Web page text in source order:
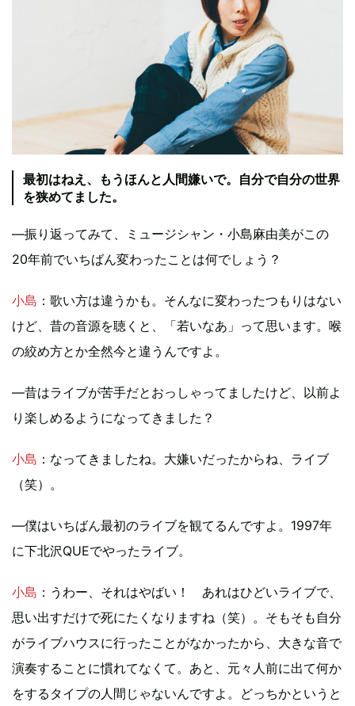
最初はねえ、もうほんと人間嫌いで。自分で自分の世界
を狭めてました。
―振り返ってみて、ミュージシャン・小島麻由美がこの
20年前でいちばん変わったことは何でしょう？
小島 ：歌い方は違うかも。そんなに変わったつもりはない
けど、昔の音源を聴くと、「若いなあ」って思います。喉
の絞め方とか全然今と違うんですよ。
―昔はライブが苦手だとおっしゃってましたけど、以前よ
り楽しめるようになってきました？
小島 ：なってきましたね。大嫌いだったからね、ライブ
（笑）。
―僕はいちばん最初のライブを観てるんですよ。1997年
に下北沢QUEでやったライブ。
小島 ：うわー、それはやばい！ あれはひどいライブで、
思い出すだけで死にたくなりますね（笑）。そもそも自分
がライブハウスに行ったことがなかったから、大きな音で
演奏することに慣れてなくて。あと、元々人前に出て何か
をするタイプの人間じゃないんですよ。どっちかというと